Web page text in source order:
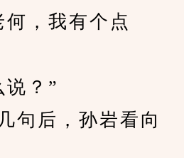
，我有个点
？”
后，孙岩看向